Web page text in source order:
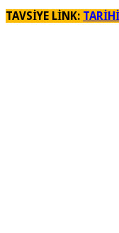
TAVSİYE LİNK: